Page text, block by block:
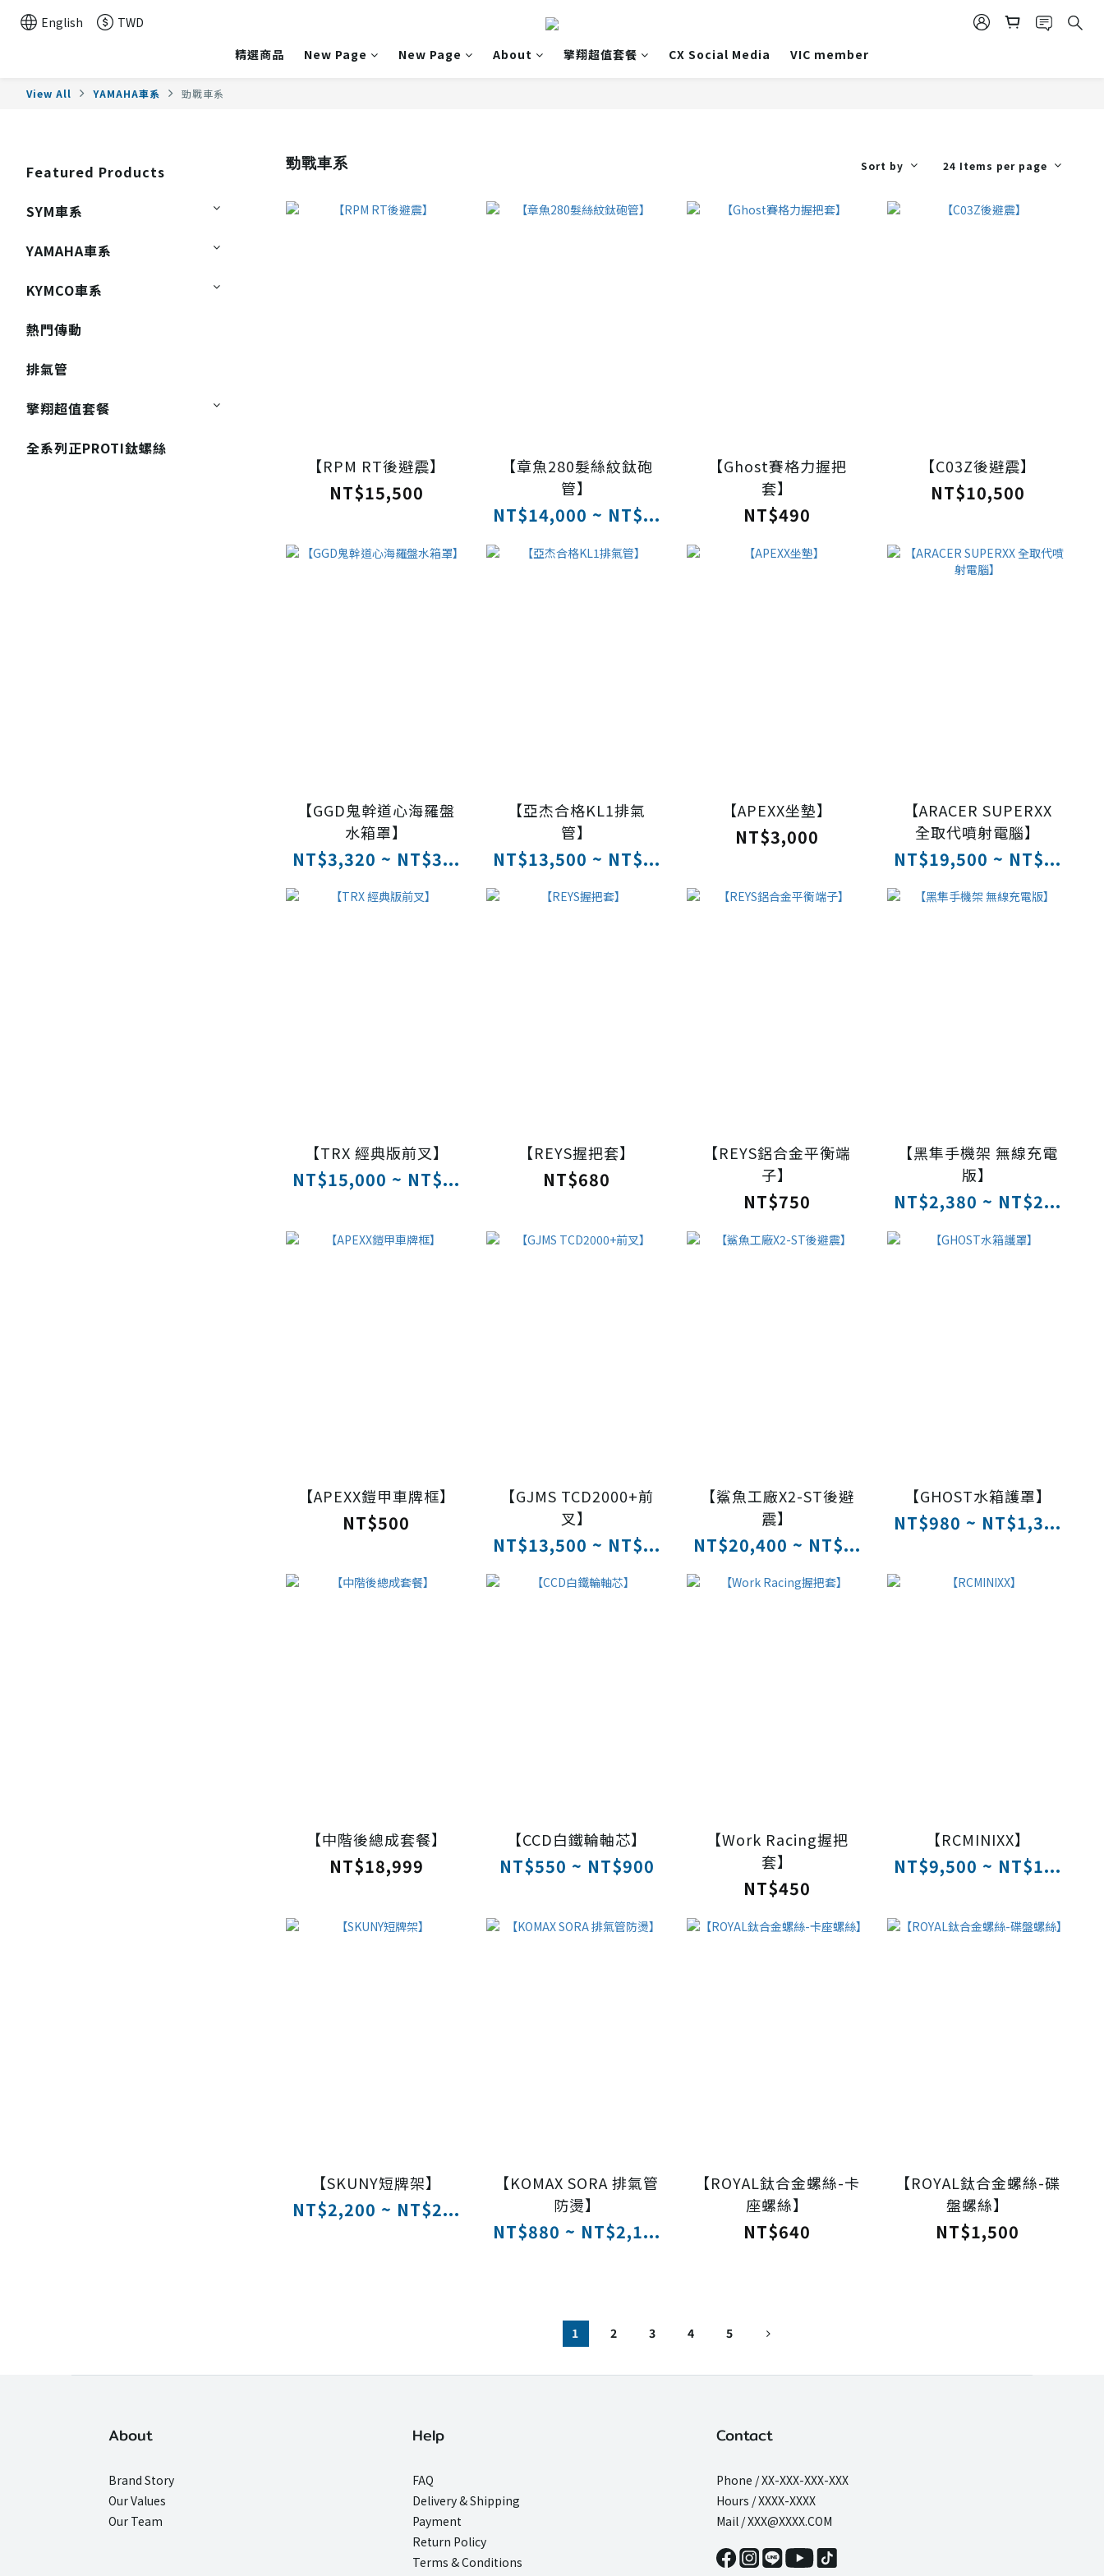
English
TWD
精選商品
New Page New Page About 擎翔超值套餐 CX Social Media VIC member
View All YAMAHA車系 勁戰車系
Featured Products
SYM車系
YAMAHA車系
KYMCO車系
熱門傳動
排氣管
擎翔超值套餐
全系列正PROTI鈦螺絲
勁戰車系 Sort by 24 Items per page
【RPM RT後避震】
NT$15,500
【章魚280髮絲紋鈦砲
管】
NT$14,000 ~ NT$...
【Ghost賽格力握把
套】
NT$490
【C03Z後避震】
NT$10,500
【GGD鬼幹道心海羅盤
水箱罩】
NT$3,320 ~ NT$3...
【亞杰合格KL1排氣
管】
NT$13,500 ~ NT$...
【APEXX坐墊】
NT$3,000
【ARACER SUPERXX
全取代噴射電腦】
NT$19,500 ~ NT$...
【TRX 經典版前叉】
NT$15,000 ~ NT$...
【REYS握把套】
NT$680
【REYS鋁合金平衡端
子】
NT$750
【黑隼手機架 無線充電
版】
NT$2,380 ~ NT$2...
【APEXX鎧甲車牌框】
NT$500
【GJMS TCD2000+前
叉】
NT$13,500 ~ NT$...
【鯊魚工廠X2-ST後避
震】
NT$20,400 ~ NT$...
【GHOST水箱護罩】
NT$980 ~ NT$1,3...
【中階後總成套餐】
NT$18,999
【CCD白鐵輪軸芯】
NT$550 ~ NT$900
【Work Racing握把
套】
NT$450
【RCMINIXX】
NT$9,500 ~ NT$1...
【SKUNY短牌架】
NT$2,200 ~ NT$2...
【KOMAX SORA 排氣管
防燙】
NT$880 ~ NT$2,1...
【ROYAL鈦合金螺絲-卡
座螺絲】
NT$640
【ROYAL鈦合金螺絲-碟
盤螺絲】
NT$1,500
1 2 3 4 5
About
Brand Story
Our Values
Our Team
Help
FAQ
Delivery & Shipping
Payment
Return Policy
Terms & Conditions
Contact
Phone / XX-XXX-XXX-XXX
Hours / XXXX-XXXX
Mail / XXX@XXXX.COM